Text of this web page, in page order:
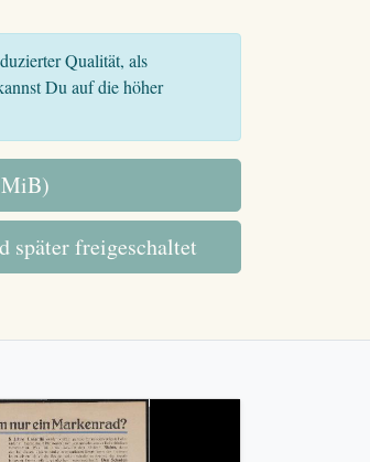
Qualität, als
Du auf die höher
MiB)
später freigeschaltet